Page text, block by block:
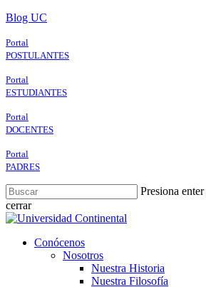
Skip
main
content
Blog UC
Portal
POSTULANTES
Portal
ESTUDIANTES
Portal
DOCENTES
Portal
PADRES
Presiona
cerrar
Close
search
Menu
Conócenos
Nosotros
Nuestra Historia
Nuestra Filosofía